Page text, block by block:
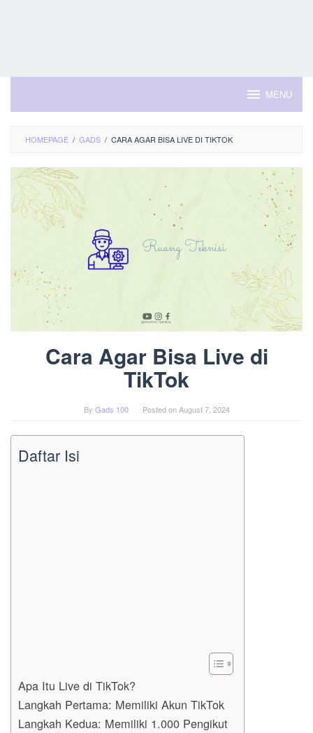
MENU
HOMEPAGE / GADS / CARA AGAR BISA LIVE DI TIKTOK
Cara Agar Bisa Live di
TikTok
By Gads 100 Posted onAugust 7, 2024
Daftar Isi
Apa Itu Live di TikTok?
Langkah Pertama: Memiliki Akun TikTok
Langkah Kedua: Memiliki 1.000 Pengikut